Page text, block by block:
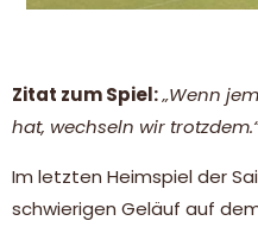
Zitat zum Spiel:„Wenn
hat, wechseln wir
Im letzten Heimspiel der
schwierigen Geläuf auf